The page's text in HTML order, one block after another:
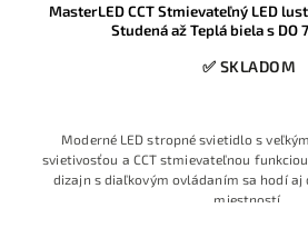
MasterLED CCT Stmievateľný LED
Studená až Teplá biela s DO
✅ SKLADOM
Moderné LED stropné svietidlo s
svietivosťou a CCT stmievateľnou
dizajn s diaľkovým ovládaním sa hodí aj
miestností.